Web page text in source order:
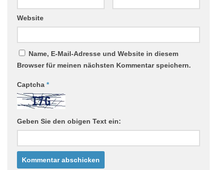
Website
Name, E-Mail-Adresse und Website in diesem
Browser für meinen nächsten Kommentar speichern.
Captcha *
Geben Sie den obigen Text ein: